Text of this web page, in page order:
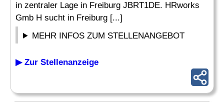
in zentraler Lage in Freiburg JBRT1DE. HRworks
Gmb H sucht in Freiburg [...]
MEHR INFOS ZUM STELLENANGEBOT
▶ Zur Stellenanzeige